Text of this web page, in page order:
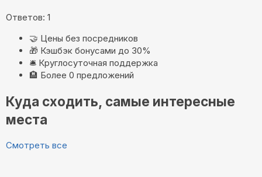
Ответов: 1
🤝 Цены без посредников
🎁 Кэшбэк бонусами до 30%
🛎️ Круглосуточная поддержка
🏨 Более 0 предложений
Куда сходить, самые интересные
места
Смотреть все